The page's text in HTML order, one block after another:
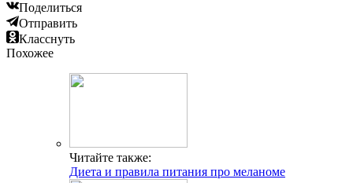
Поделиться
Отправить
Класснуть
Похожее
Читайте также:
Диета и правила питания про меланоме